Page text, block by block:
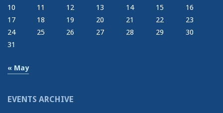
10
11 12 13 14 15
16
17
18 19 20 21 22
23
24
25 26 27 28 29
30
31
« May
EVENTS ARCHIVE